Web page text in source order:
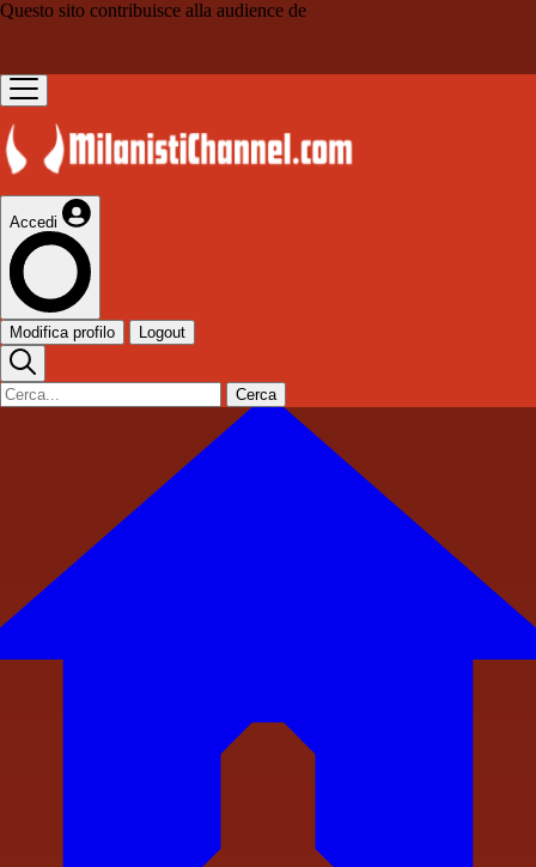
Questo sito contribuisce alla audience de
Accedi
Modifica profilo Logout
Cerca